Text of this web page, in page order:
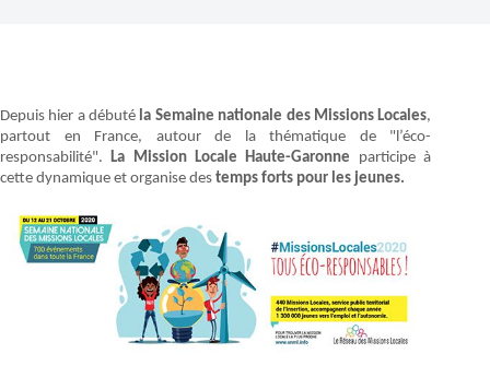
Depuis hier a débuté la Semaine nationale des Missions Locales,
partout en France, autour de la thématique de "l’éco-
responsabilité".La Mission Locale Haute-Garonne participe à
cette dynamique et organise des temps forts pour les jeunes.